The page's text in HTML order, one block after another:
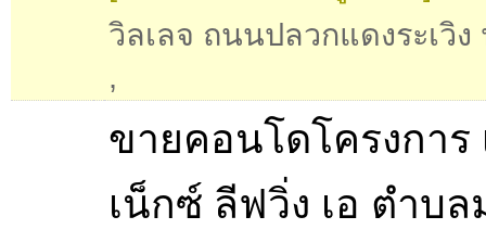
วิลเลจ ถนนปลวกแดงระเวิ
,
ขายคอนโดโครงการ
เน็กซ์ ลีฟวิ่ง เอ ตำบล